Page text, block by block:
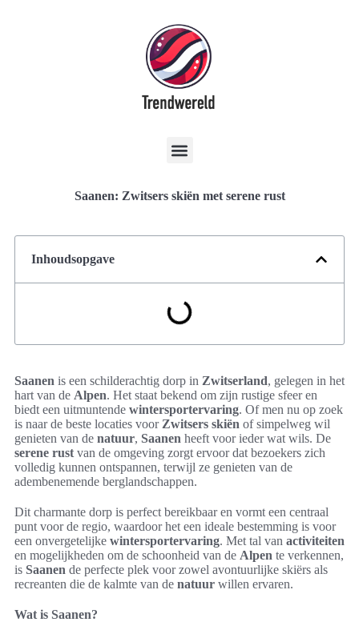
Saanen: Zwitsers skiën met serene rust
Inhoudsopgave
Saanen is een schilderachtig dorp in Zwitserland, gelegen in het
hart van de Alpen. Het staat bekend om zijn rustige sfeer en
biedt een uitmuntende wintersportervaring. Of men nu op zoek
is naar de beste locaties voor Zwitsers skiën of simpelweg wil
genieten van de natuur, Saanen heeft voor ieder wat wils. De
serene rust van de omgeving zorgt ervoor dat bezoekers zich
volledig kunnen ontspannen, terwijl ze genieten van de
adembenemende berglandschappen.
Dit charmante dorp is perfect bereikbaar en vormt een centraal
punt voor de regio, waardoor het een ideale bestemming is voor
een onvergetelijke wintersportervaring. Met tal van activiteiten
en mogelijkheden om de schoonheid van de Alpen te verkennen,
is Saanen de perfecte plek voor zowel avontuurlijke skiërs als
recreanten die de kalmte van de natuur willen ervaren.
Wat is Saanen?